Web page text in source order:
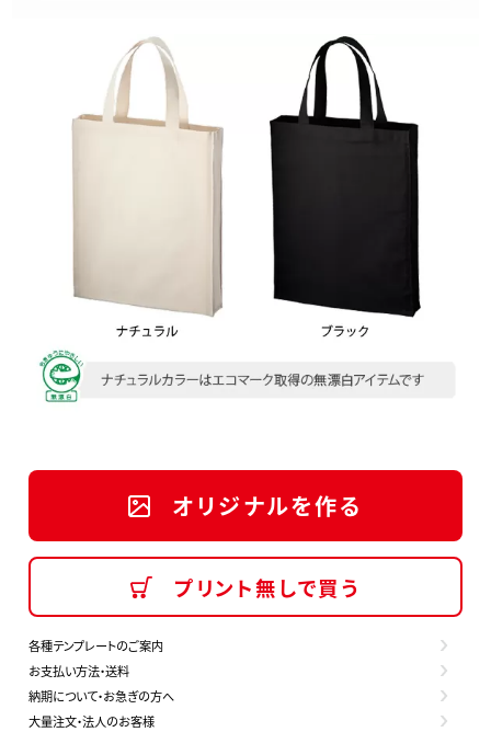
オリジナルを作る
プリント無しで買う
各種テンプレートのご案内
お支払い方法・送料
納期について・お急ぎの方へ
大量注文・法人のお客様